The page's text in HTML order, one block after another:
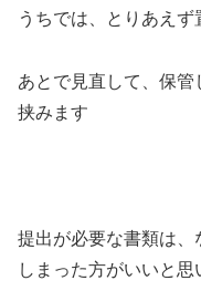
うちでは、とりあえず
あとで見直して、保
挟みます
提出が必要な書類は
しまった方がいいと思